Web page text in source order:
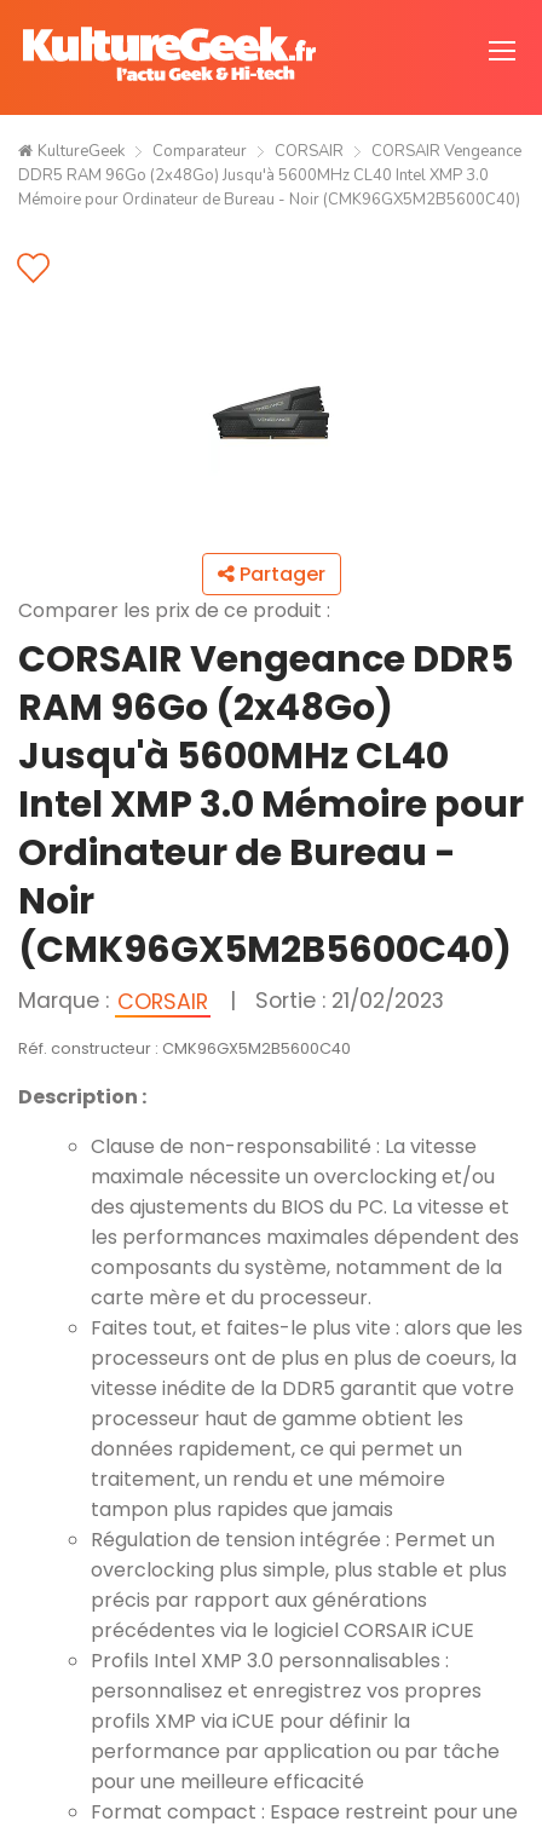
KultureGeek Comparateur CORSAIR
CORSAIR Vengeance
DDR5 RAM 96Go (2x48Go) Jusqu'à 5600MHz CL40 Intel XMP 3.0
Mémoire pour Ordinateur de Bureau - Noir (CMK96GX5M2B5600C40)
Partager
Comparer les prix de ce produit :
CORSAIR Vengeance DDR5
RAM 96Go (2x48Go)
Jusqu'à 5600MHz CL40
Intel XMP 3.0 Mémoire pour
Ordinateur de Bureau -
Noir
(CMK96GX5M2B5600C40)
Marque : CORSAIR | Sortie : 21/02/2023
Réf. constructeur : CMK96GX5M2B5600C40
Description :
Clause de non-responsabilité : La vitesse
maximale nécessite un overclocking et/ou
des ajustements du BIOS du PC. La vitesse et
les performances maximales dépendent des
composants du système, notamment de la
carte mère et du processeur.
Faites tout, et faites-le plus vite : alors que les
processeurs ont de plus en plus de coeurs, la
vitesse inédite de la DDR5 garantit que votre
processeur haut de gamme obtient les
données rapidement, ce qui permet un
traitement, un rendu et une mémoire
tampon plus rapides que jamais
Régulation de tension intégrée : Permet un
overclocking plus simple, plus stable et plus
précis par rapport aux générations
précédentes via le logiciel CORSAIR iCUE
Profils Intel XMP 3.0 personnalisables :
personnalisez et enregistrez vos propres
profils XMP via iCUE pour définir la
performance par application ou par tâche
pour une meilleure efficacité
Format compact : Espace restreint pour une